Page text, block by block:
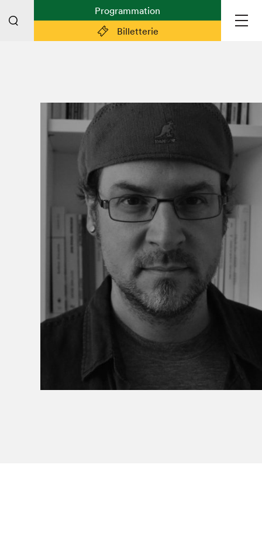
Billetterie
Programmation
Plan du Salon
Planifier sa visite (prix d'entrée,
horaire, info pratiques)
Billetterie: achetez vos billets!
FAQ visiteur·euse·s
Espace professionnel·le·s
Espace enseignant·e·s
Espace médias
Devenir bénévole
Espace exposant·e·s
Le Salon dans la ville, espace
organisateur⋅rice
> SLM Pro